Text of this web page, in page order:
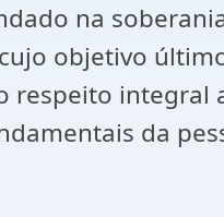
na
objetivo
respeito integral
da